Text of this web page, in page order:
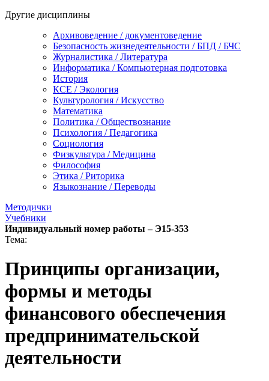
Другие дисциплины
Архивоведение / документоведение
Безопасность жизнедеятельности / БПД / БЧС
Журналистика / Литература
Информатика / Компьютерная подготовка
История
КСЕ / Экология
Культурология / Искусство
Математика
Политика / Обществознание
Психология / Педагогика
Социология
Физкультура / Медицина
Философия
Этика / Риторика
Языкознание / Переводы
Методички
Учебники
Индивидуальный номер работы – Э15-353
Тема:
Принципы организации,
формы и методы
финансового обеспечения
предпринимательской
деятельности